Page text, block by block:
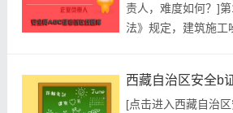
责人，难度如何？]
法》规定，建筑施工
案:查看最佳答案第2
必须做到()。A.放置
[点击进入西藏自治